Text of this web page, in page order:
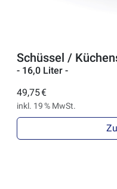
Schüssel /
- 16,0 Liter -
49,75 €
inkl. 19 % MwSt.